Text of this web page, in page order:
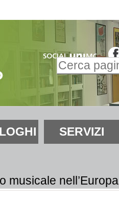
Inserire il
Ricerca
avanzata…
SERVIZI
musicale